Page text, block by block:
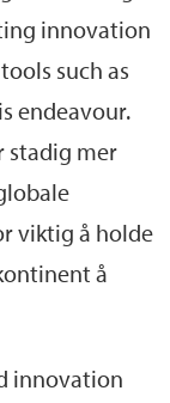
innovation
such as
endeavour.
stadig mer
viktig å holde
å
innovation